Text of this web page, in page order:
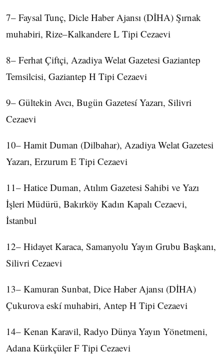
7– Faysal Tunç, Dicle Haber Ajansı (DİHA) Şırnak
muhabiri, Rize–Kalkandere L Tipi Cezaevi
8– Ferhat Çiftçi, Azadiya Welat Gazetesi Gaziantep
Temsilcisi, Gaziantep H Tipi Cezaevi
9– Gültekin Avcı, Bugün Gazetesí Yazarı, Silivri
Cezaevi
10– Hamit Duman (Dilbahar), Azadiya Welat Gazetesi
Yazarı, Erzurum E Tipi Cezaevi
11– Hatice Duman, Atılım Gazetesi Sahibi ve Yazı
İşleri Müdürü, Bakırköy Kadın Kapalı Cezaevi,
İstanbul
12– Hidayet Karaca, Samanyolu Yayın Grubu Başkanı,
Silivri Cezaevi
13– Kamuran Sunbat, Dice Haber Ajansı (DİHA)
Çukurova eskí muhabiri, Antep H Tipi Cezaevi
14– Kenan Karavil, Radyo Dünya Yayın Yönetmeni,
Adana Kürkçüler F Tipi Cezaevi